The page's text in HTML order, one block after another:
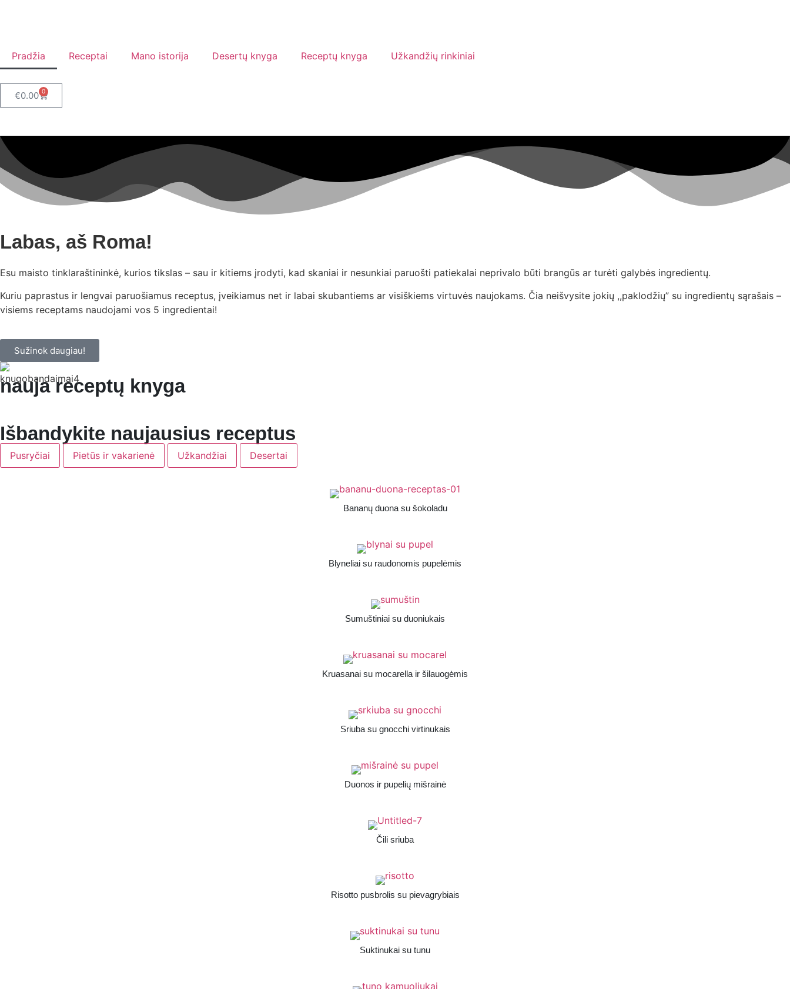
Pradžia Receptai Mano istorija Desertų knyga Receptų knyga Užkandžių rinkiniai
€0.00 0
Labas, aš Roma!
Esu maisto tinklaraštininkė, kurios tikslas – sau ir kitiems įrodyti, kad skaniai ir nesunkiai paruošti patiekalai neprivalo būti brangūs ar turėti galybės ingredientų.
Kuriu paprastus ir lengvai paruošiamus receptus, įveikiamus net ir labai skubantiems ar visiškiems virtuvės naujokams. Čia neišvysite jokių ,,paklodžių” su ingredientų sąrašais –
visiems receptams naudojami vos 5 ingredientai!
Sužinok daugiau!
nauja receptų knyga
Išbandykite naujausius receptus
Pusryčiai Pietūs ir vakarienė Užkandžiai Desertai
Bananų duona su šokoladu
Blyneliai su raudonomis pupelėmis
Sumuštiniai su duoniukais
Kruasanai su mocarella ir šilauogėmis
Sriuba su gnocchi virtinukais
Duonos ir pupelių mišrainė
Čili sriuba
Risotto pusbrolis su pievagrybiais
Suktinukai su tunu